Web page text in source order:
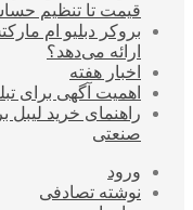
قیمت تا تنظیم
ارائه می‌دهد؟
اخبار هفته
اهمیت آگهی برای
راهنمای خرید
صنعتی
ورود
نوشته تصادفی